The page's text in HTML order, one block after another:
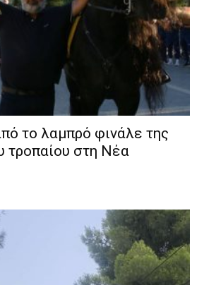
το λαμπρό φινάλε της
τροπαίου στη Νέα